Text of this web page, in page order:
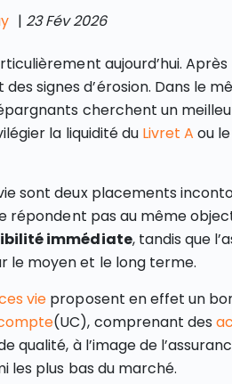
| 23 Fév 2026
aujourd’hui.
signes d’érosion. Dans le
cherchent un
la liquidité du Livret A ou
sont deux placements
répondent pas au même
immédiate, tandis que
le moyen et le long terme.
vie proposent en effet un
(UC), comprenant des
qualité, à l’image de
les plus bas du marché.